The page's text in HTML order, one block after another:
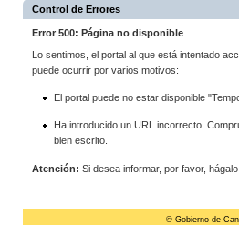
Control de Errores
Error 500: Página no disponible
Lo sentimos, el portal al que está intentado
puede ocurrir por varios motivos:
El portal puede no estar disponible
Ha introducido un URL incorrecto.
bien escrito.
Atención: Si desea informar, por favor,
© Gobierno de